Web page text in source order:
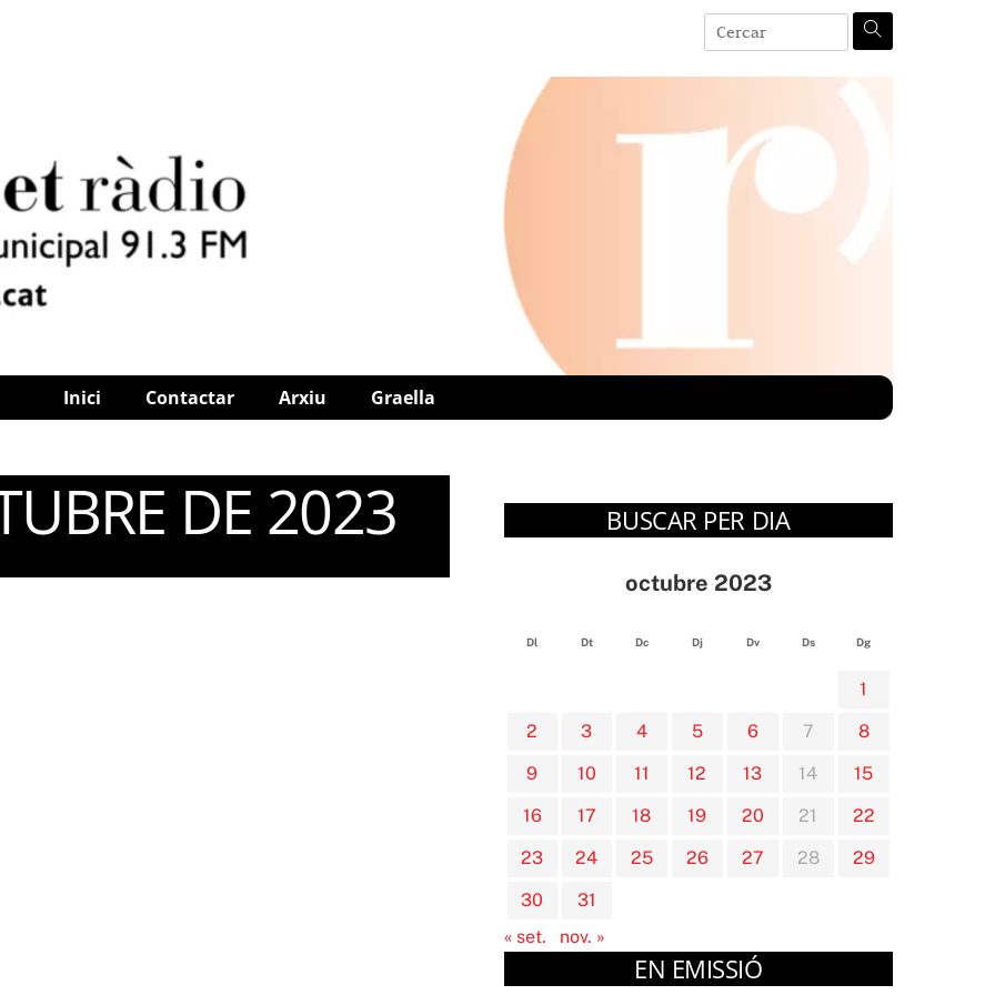
Inici Contactar Arxiu Graella
DE 2023 BUSCAR PER DIA
octubre 2023
Dl Dt Dc Dj Dv Ds Dg
1
2
3 4 5 6 7
8
9
10 11 12 13 14
15
16
17 18 19 20 21
22
23
24 25 26 27 28
29
30
31
« set.
nov. »
EN EMISSIÓ